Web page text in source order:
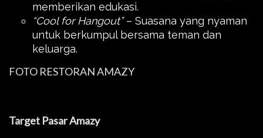
memberikan edukasi.
“Cool for Hangout”– Suasana yang nyaman
untuk berkumpul bersama teman dan
keluarga.
FOTO RESTORAN AMAZY
Target Pasar Amazy